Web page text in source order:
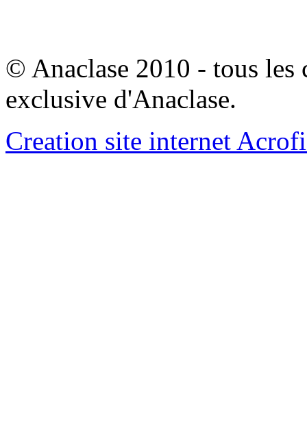
© Anaclase 2010 - tous les
exclusive d'Anaclase.
Creation site internet